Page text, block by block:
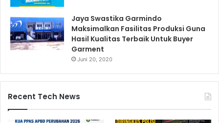
Jaya Swastika Garmindo
Maksimalkan Fasilitas Produksi Guna
Hasil Kualitas Terbaik Untuk Buyer
Garment
Juni 20, 2020
Recent Tech News